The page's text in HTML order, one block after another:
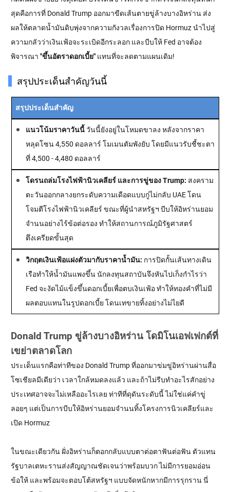
สุดคือการที่ Donald Trump ออกมาขีดเส้นตายขู่ล้างบางอิหร่าน ส่ง
ผลให้ตลาดน้ำมันดิบพุ่งจากความกังวลเรื่องการปิด Hormuz นำไปสู่
ความกลัวว่าเงินเฟ้อจะระเบิดอีกระลอก และบีบให้ Fed อาจต้อง
พิจารณา "ขึ้นอัตราดอกเบี้ย" แทนที่จะลดตามแผนเดิม!
สรุปประเด็นสำคัญวันนี้
สรุปประเด็นสำคัญ
แนวโน้มราคาวันนี้วันนี้ยังอยู่ในโหมดขาลง หลังจากราคา
หลุดโซน 4,550 ดอลลาร์ โมเมนตัมพังยับ โดยมีแนวรับชี้ชะตา
ที่ 4,500 - 4,480 ดอลลาร์
โดรนถล่มโรงไฟฟ้านิวเคลียร์ และการขู่ของ Trump: สงคราม
ตะวันออกกลางยกระดับความเดือดแบบกู่ไม่กลับ UAE โดน
โจมตีโรงไฟฟ้านิวเคลียร์ ขณะที่ผู้นำสหรัฐฯ บีบให้อิหร่านยอม
จำนนอย่างไร้ข้อต่อรอง ทำให้สถานการณ์ภูมิรัฐศาสตร์
ตึงเครียดขั้นสุด
วิกฤตเงินเฟ้อแฝงตัวมากับราคาน้ำมัน: การปิดกั้นเส้นทางเดิน
เรือทำให้น้ำมันแพงขึ้น นักลงทุนสถาบันจึงหันไปเก็งกำไรว่า
Fed จะงัดไม้แข็งขึ้นดอกเบี้ยเพื่อตบเงินเฟ้อ ทำให้ทองคำที่ไม่มี
ผลตอบแทนในรูปดอกเบี้ย โดนเทขายทิ้งอย่างไม่ไยดี
Donald Trump ขู่ล้างบางอิหร่าน โดมิโนเอฟเฟกต์ที่
เขย่าตลาดโลก
ประเด็นแรกคือท่าทีของ Donald Trump ที่ออกมาข่มขู่อิหร่านผ่านสื่อ
โซเชียลมีเดียว่า เวลาใกล้หมดลงแล้ว และถ้าไม่รีบทำอะไรสักอย่าง
ประเทศอาจจะไม่เหลืออะไรเลย ท่าทีที่ดุดันระดับนี้ ไม่ใช่แค่คำขู่
ลอยๆ แต่เป็นการบีบให้อิหร่านยอมจำนนทิ้งโครงการนิวเคลียร์และ
เปิด Hormuz
ในขณะเดียวกัน ฝั่งอิหร่านก็ตอกกลับแบบตาต่อตาฟันต่อฟัน ตัวแทน
รัฐบาลเตหะรานส่งสัญญาณชัดเจนว่าพร้อมบวก ไม่มีการยอมอ่อน
ข้อให้ และพร้อมจะตอบโต้สหรัฐฯ แบบจัดหนักหากมีการรุกราน นี่